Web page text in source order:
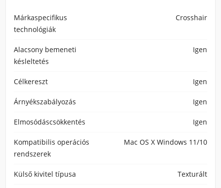
Márkaspecifikus
technológiák
Crosshair
Alacsony bemeneti
késleltetés
Igen
Célkereszt Igen
Árnyékszabályozás Igen
Elmosódáscsökkentés Igen
Kompatibilis operációs
rendszerek
Mac OS X Windows 11/10
Külső kivitel típusa Texturált